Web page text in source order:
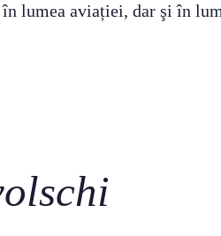
aviației, dar şi în